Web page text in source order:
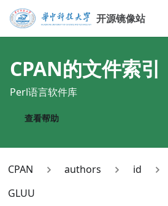
开源镜像站
CPAN的文件索引
Perl语言软件库
查看帮助
CPAN authors id
GLUU